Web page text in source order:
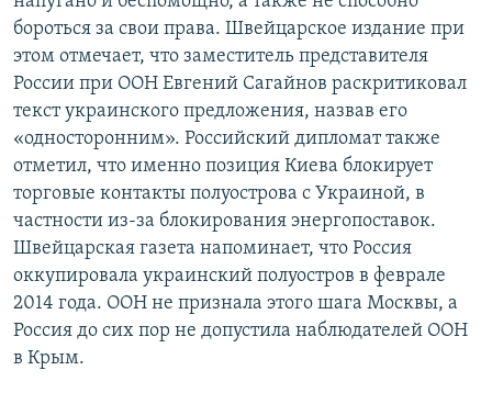
бороться за свои права. Швейцарское издание при
этом отмечает, что заместитель представителя
России при ООН Евгений Сагайнов раскритиковал
текст украинского предложения, назвав его
«односторонним». Российский дипломат также
отметил, что именно позиция Киева блокирует
торговые контакты полуострова с Украиной, в
частности из-за блокирования энергопоставок.
Швейцарская газета напоминает, что Россия
оккупировала украинский полуостров в феврале
2014 года. ООН не признала этого шага Москвы, а
Россия до сих пор не допустила наблюдателей ООН
в Крым.